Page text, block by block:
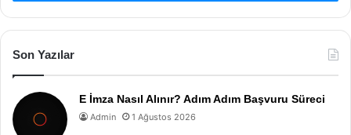
Son Yazılar
E İmza Nasıl Alınır? Adım Adım Başvuru Süreci
Admin 1 Ağustos 2026